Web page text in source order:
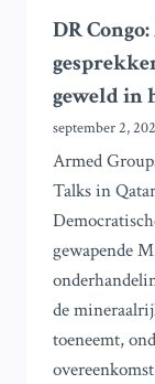
DR
geweld in
september 2,
Armed
Talks in
gewapende
de
toeneemt,